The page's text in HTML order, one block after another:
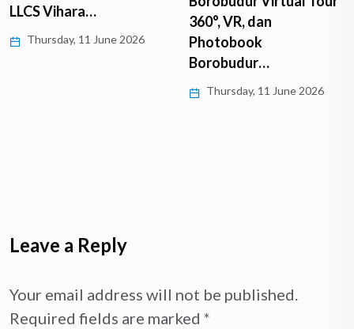
LLCS Vihara…
Thursday, 11 June 2026
360°, VR, dan
Photobook
Borobudur…
Thursday, 11 June 2026
Leave a Reply
Your email address will not be published.
Required fields are marked *